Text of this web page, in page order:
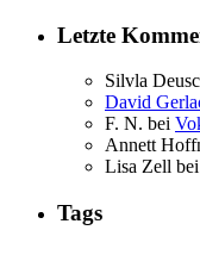
Letzte
Silvla
David
F. N. bei
Annett
Lisa Zell bei
Tags